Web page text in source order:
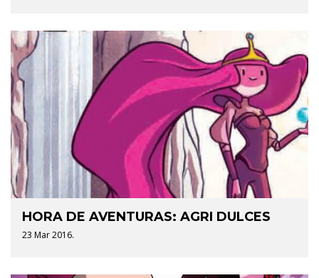
HORA DE AVENTURAS: AGRI DULCES
23 Mar 2016.